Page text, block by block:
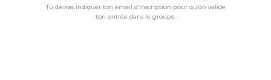
Tu devras indiquer ton email d’inscription pour qu’on valide
ton entrée dans le groupe.